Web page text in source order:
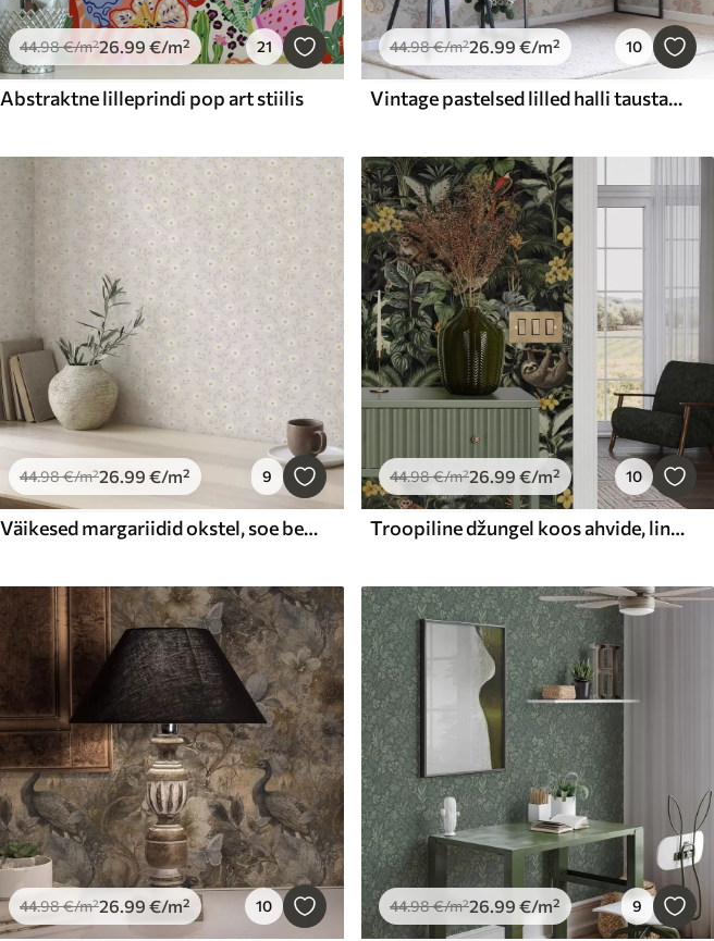
44.98€/m²26.99 €/m² 21
Abstraktne lilleprindi pop art stiilis
44.98€/m²26.99€/m² 10
Vintage pastelsed lilled halli taustaga
44.98€/m²26.99 €/m² 9
Väikesed margariidid okstel, soe beež
44.98€/m²26.99 €/m² 10
Troopiline džungel koos ahvide, lindude ja tiheda lehestikuga
44.98€/m²26.99 €/m² 10 44.98€/m²26.99 €/m² 9